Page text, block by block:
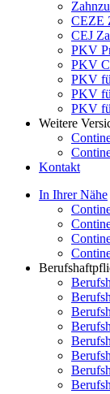
CEZE
CEJ
PKV
PKV
PKV
PKV
PKV
Weitere
Kontakt
In Ihrer Nähe